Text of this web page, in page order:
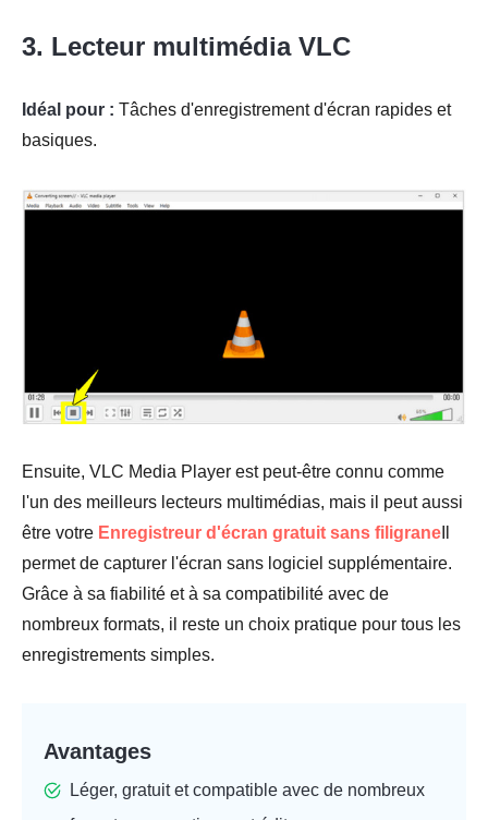
3. Lecteur multimédia VLC
Idéal pour : Tâches d'enregistrement d'écran rapides et
basiques.
Ensuite, VLC Media Player est peut-être connu comme
l'un des meilleurs lecteurs multimédias, mais il peut aussi
être votre Enregistreur d'écran gratuit sans filigrane
permet de capturer l'écran sans logiciel supplémentaire.
Grâce à sa fiabilité et à sa compatibilité avec de
nombreux formats, il reste un choix pratique pour tous les
enregistrements simples.
Avantages
Léger, gratuit et compatible avec de nombreux